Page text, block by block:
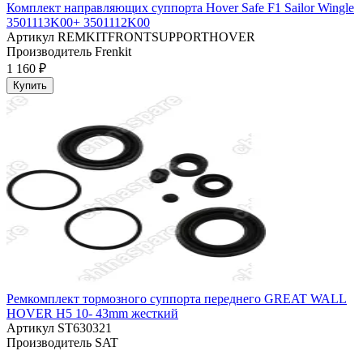
Комплект направляющих суппорта Hover Safe F1 Sailor Wingle
3501113K00+ 3501112K00
Артикул REMKITFRONTSUPPORTHOVER
Производитель Frenkit
1 160 ₽
Купить
Ремкомплект тормозного суппорта переднего GREAT WALL
HOVER H5 10- 43mm жесткий
Артикул ST630321
Производитель SAT